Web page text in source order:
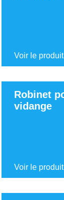
Voir le produit
Robinet
vidange
Voir le produit